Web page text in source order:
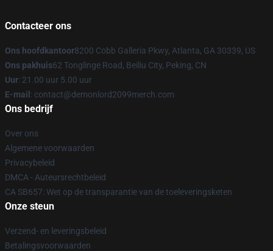
Contacteer ons
Ons hoofdkantoor8200 Cobb Galleria Pkwy, Atlanta, GA 30339, US
Ons pakhuis62 Tonglinge Road, Beiliu City, Peking, CN
Uur: 21.00 uur 5.00 uur
E-mail : contact@demonlord2099merch.com
Ons bedrijf
Over ons
Algemene voorwaarden
Privacybeleid
DMCA - Auteursrechtbeleid
CA SB657: Wet op de transparantie van de toeleveringsketen
Onze steun
Verzend- en leveringsbeleid
Betalingsvoorwaarden